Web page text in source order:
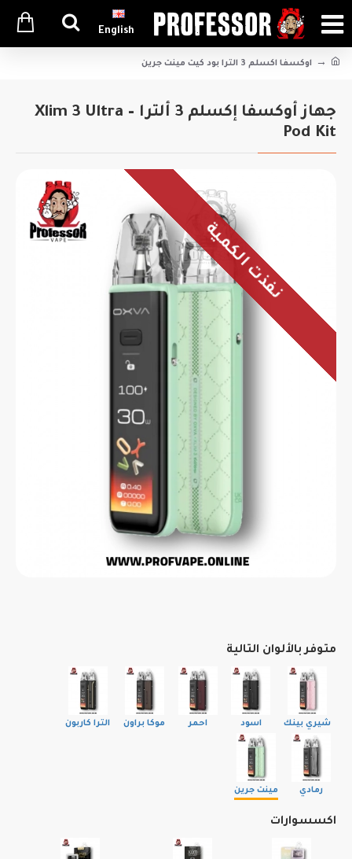
English
اوكسفا اكسلم 3 الترا بود كيت مينت جرين
جهاز أوكسفا إكسلم 3 ألترا – Xlim 3 Ultra
Pod Kit
نفذت الكمية
متوفر بالألوان التالية
شيري بينك اسود احمر موكا براون الترا كاربون
رمادي مينت جرين
اكسسوارات